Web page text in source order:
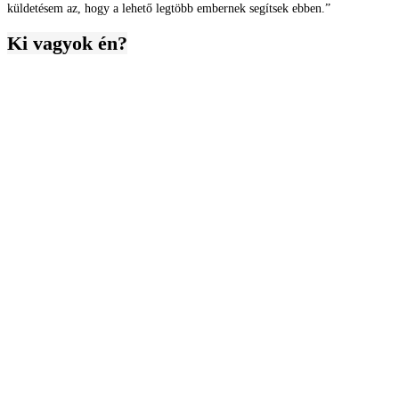
küldetésem az, hogy a lehető legtöbb embernek segítsek ebben.”
Ki vagyok én?